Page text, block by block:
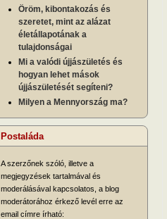
Öröm, kibontakozás és
szeretet, mint az alázat
életállapotának a
tulajdonságai
Mi a valódi újjászületés és
hogyan lehet mások
újjászületését segíteni?
Milyen a Mennyország ma?
Postaláda
A szerzőnek szóló, illetve a
megjegyzések tartalmával és
moderálásával kapcsolatos, a blog
moderátorához érkező levél erre az
email címre írható: